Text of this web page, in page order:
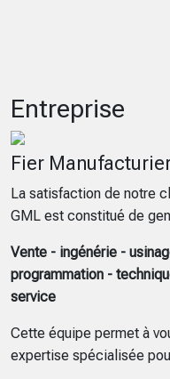
Entreprise
Fier
La satisfaction de notre
GML est constitué de
Vente - ingénérie -
programmation -
service
Cette équipe permet à
expertise spécialisée